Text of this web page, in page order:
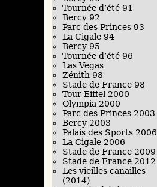
Tournée d’été 91
Bercy 92
Parc des Princes 93
La Cigale 94
Bercy 95
Tournée d’été 96
Las Vegas
Zénith 98
Stade de France 98
Tour Eiffel 2000
Olympia 2000
Parc des Princes 2003
Bercy 2003
Palais des Sports 2006
La Cigale 2006
Stade de France 2009
Stade de France 2012
Les vieilles canailles
(2014)